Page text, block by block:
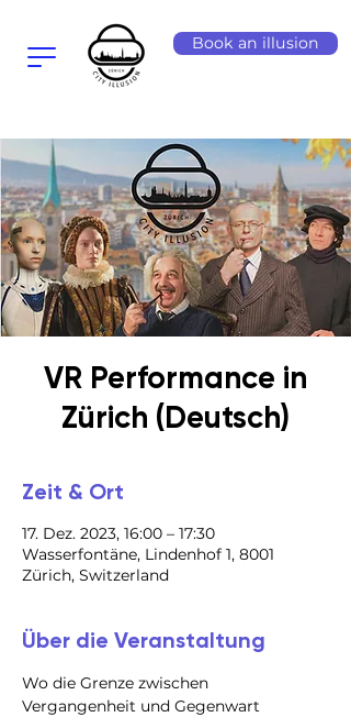
Book an illusion
VR Performance in
Zürich (Deutsch)
Zeit & Ort
17. Dez. 2023, 16:00 – 17:30
Wasserfontäne, Lindenhof 1, 8001
Zürich, Switzerland
Über die Veranstaltung
Wo die Grenze zwischen
Vergangenheit und Gegenwart